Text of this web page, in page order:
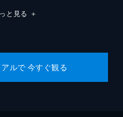
と見る ＋
ルで 今すぐ観る